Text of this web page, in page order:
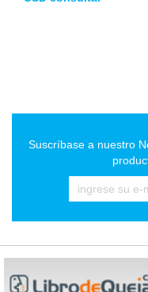
Suscríbase a nuestro